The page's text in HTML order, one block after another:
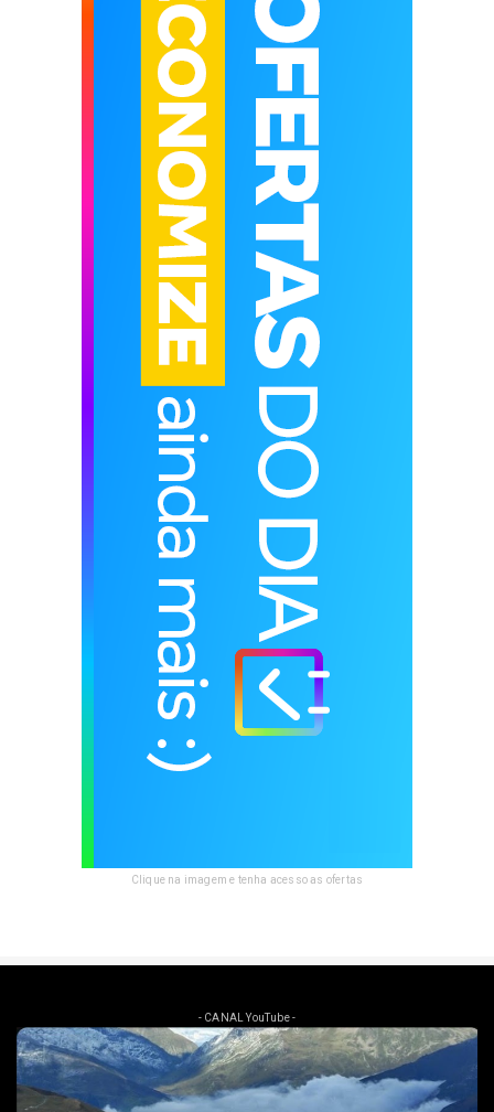
Clique na imagem e tenha acesso as ofertas
- CANAL YouTube -